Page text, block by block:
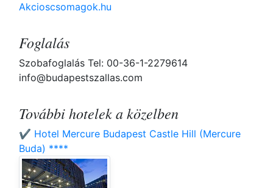
Akcioscsomagok.hu
Foglalás
Szobafoglalás Tel: 00-36-1-2279614
info@budapestszallas.com
További hotelek a közelben
✔️ Hotel Mercure Budapest Castle Hill (Mercure
Buda) ****